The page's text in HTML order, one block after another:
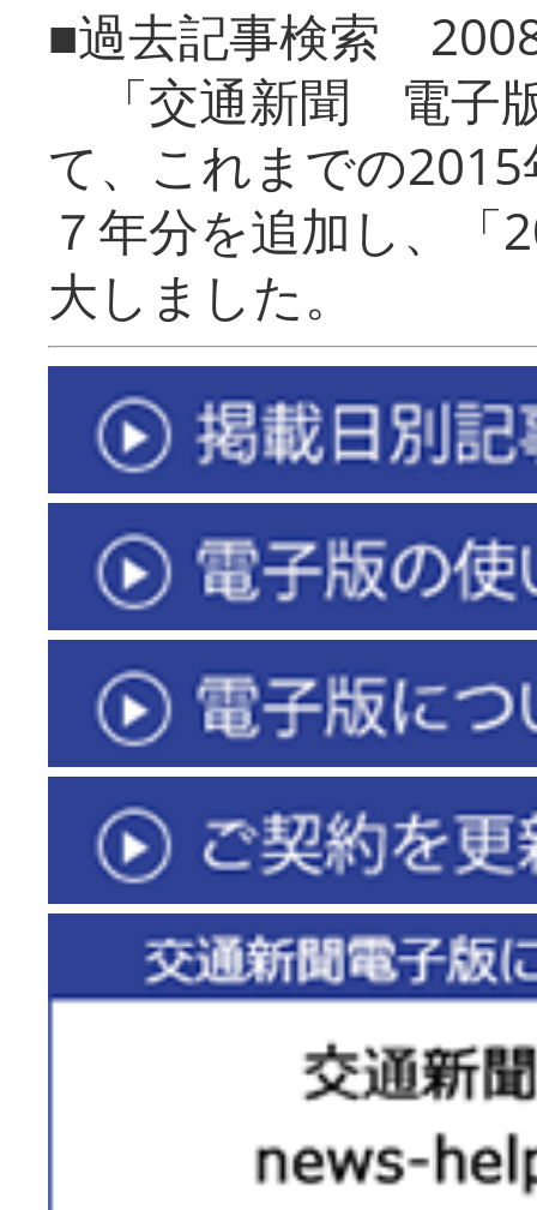
■過去記事検索
「交通新聞 電子
て、これまでの
７年分を追加し、「
大しまし